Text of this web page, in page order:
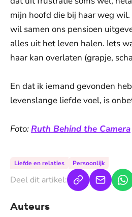
mijn hoofd die bij haar weg
wil samen ons pensioen
alles uit het leven halen. Iets
haar kan overlaten (grapje,
En dat ik iemand gevonden
levenslange liefde voel, is
Foto:Ruth Behind the Camera
Liefde en relaties Persoonlijk
Deel dit artikel:
Auteurs